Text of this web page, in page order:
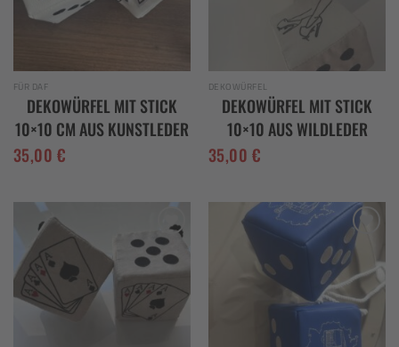
FÜR DAF
DEKOWÜRFEL MIT STICK
10×10 CM AUS KUNSTLEDER
35,00€
DEKOWÜRFEL
DEKOWÜRFEL MIT STICK
10×10 AUS WILDLEDER
35,00€
Add to
wishlist
Add to
wishlist